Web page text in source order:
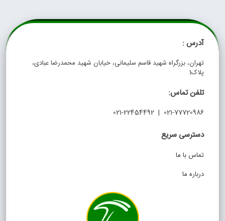
آدرس :
تهران، بزرگراه شهید قاسم سلیمانی، خیابان شهید محمدرضا عبادی،
پلاک1
تلفن تماس:
021-77720986 | 021-22454492
دسترسی سریع
تماس با ما
درباره ما